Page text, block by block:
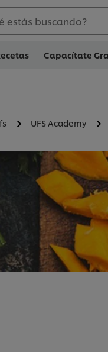
estás buscando?
Capacítate
UFS Academy